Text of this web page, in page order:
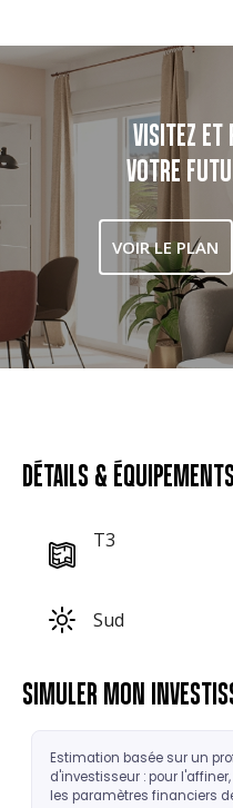
VISITEZ ET
VOTRE
VOIR LE PLAN
DÉTAILS & ÉQUIPEMENTS
T3
Sud
SIMULER MON